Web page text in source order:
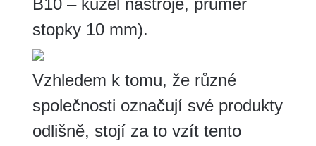
stopky 10 mm).
Vzhledem k tomu, že různé
společnosti označují své produkty
odlišně, stojí za to vzít tento